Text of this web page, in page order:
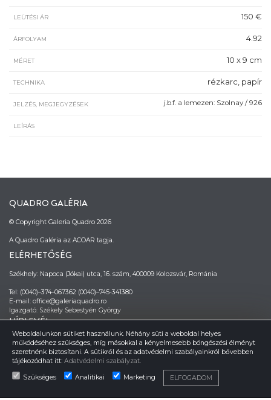
LEÜTÉSI ÁR 150 €
ÁRFOLYAM 4.92
MÉRET 10 x 9 cm
TECHNIKA rézkarc, papír
JELZÉS, MEGJEGYZÉSEK j.b.f. a lemezen: Szolnay / 926
LEÍRÁS
QUADRO GALÉRIA
© Copyright Galeria Quadro 2026
A Quadro Galéria az ACOAR tagja.
ELÉRHETŐSÉG
Székhely: Napoca (Jókai) utca, 16. szám, 400009 Kolozsvár, Románia
Tel: (0040)–374–067362 (0040)–745-341380
E-mail: office@galeriaquadro.ro
Igazgató: Székely Sebestyén György
HÍRLEVÉL
Weboldalunkon sütiket használunk. Néhány süti a weboldal helyes
működéséhez szükséges, míg másokkal a kényelmesebb böngészési élményt
szeretnénk biztosítani. A sütikről és az adatvédelmi szabályainkról bővebben
tájékozódhat itt: Adatvédelmi szabályzat.
Szükséges Analitikai Marketing ELFOGADOM